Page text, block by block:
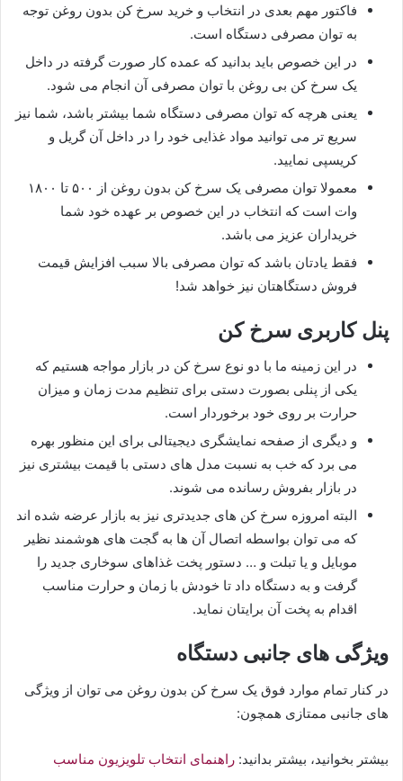
فاکتور مهم بعدی در انتخاب و خرید سرخ کن بدون روغن توجه
به توان مصرفی دستگاه است.
در این خصوص باید بدانید که عمده کار صورت گرفته در داخل
یک سرخ کن بی روغن با توان مصرفی آن انجام می شود.
یعنی هرچه که توان مصرفی دستگاه شما بیشتر باشد، شما نیز
سریع تر می توانید مواد غذایی خود را در داخل آن گریل و
کریسپی نمایید.
معمولا توان مصرفی یک سرخ کن بدون روغن از ۵۰۰ تا ۱۸۰۰
وات است که انتخاب در این خصوص بر عهده خود شما
خریداران عزیز می باشد.
فقط یادتان باشد که توان مصرفی بالا سبب افزایش قیمت
فروش دستگاهتان نیز خواهد شد!
پنل کاربری سرخ کن
در این زمینه ما با دو نوع سرخ کن در بازار مواجه هستیم که
یکی از پنلی بصورت دستی برای تنظیم مدت زمان و میزان
حرارت بر روی خود برخوردار است.
و دیگری از صفحه نمایشگری دیجیتالی برای این منظور بهره
می برد که خب به نسبت مدل های دستی با قیمت بیشتری نیز
در بازار بفروش رسانده می شوند.
البته امروزه سرخ کن های جدیدتری نیز به بازار عرضه شده اند
که می توان بواسطه اتصال آن ها به گجت های هوشمند نظیر
موبایل و یا تبلت و … دستور پخت غذاهای سوخاری جدید را
گرفت و به دستگاه داد تا خودش با زمان و حرارت مناسب
اقدام به پخت آن برایتان نماید.
ویژگی های جانبی دستگاه
در کنار تمام موارد فوق یک سرخ کن بدون روغن می توان از ویژگی
های جانبی ممتازی همچون:
بیشتر بخوانید، بیشتر بدانید: راهنمای انتخاب تلویزیون مناسب